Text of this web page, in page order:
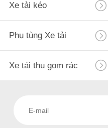
Xe tải kéo
Phụ tùng Xe tải
Xe tải thu gom rác